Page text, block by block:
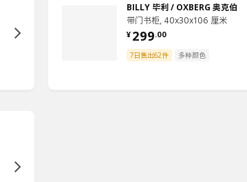
BILLY 毕利 / OXBERG 奥克伯
带门书柜, 40x30x106 厘米
¥ 299.00
7日售出62件
多种颜色